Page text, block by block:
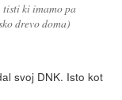
tisti ki imamo pa
drevo doma)
svoj DNK. Isto kot